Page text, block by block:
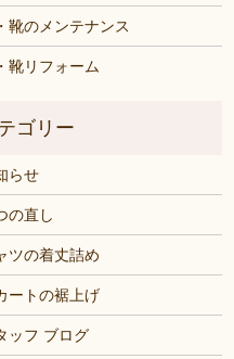
靴のメンテナンス
靴リフォーム
らせ
の直し
ツの着丈詰め
ートの裾上げ
ッフ ブログ